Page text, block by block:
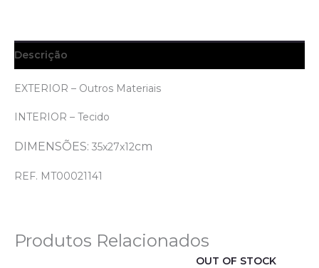
Descrição
EXTERIOR – Outros Materiais
INTERIOR – Tecido
DIMENSÕES: 35x27x12cm
REF. MT00021141
Produtos Relacionados
OUT OF STOCK